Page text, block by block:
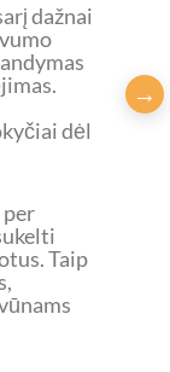
dažnai
dėl
Taip